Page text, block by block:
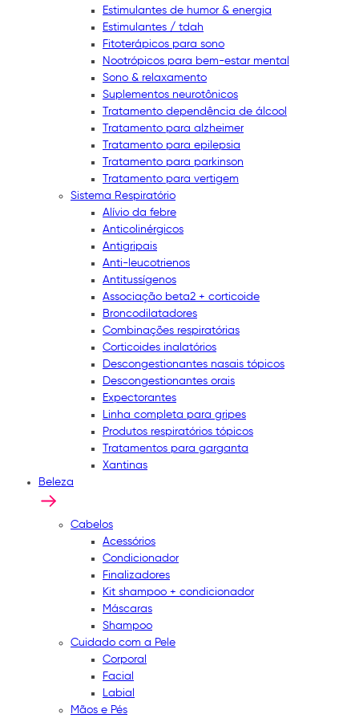
Estimulantes de humor & energia
Estimulantes / tdah
Fitoterápicos para sono
Nootrópicos para bem-estar mental
Sono & relaxamento
Suplementos neurotônicos
Tratamento dependência de álcool
Tratamento para alzheimer
Tratamento para epilepsia
Tratamento para parkinson
Tratamento para vertigem
Sistema Respiratório
Alívio da febre
Anticolinérgicos
Antigripais
Anti-leucotrienos
Antitussígenos
Associação beta2 + corticoide
Broncodilatadores
Combinações respiratórias
Corticoides inalatórios
Descongestionantes nasais tópicos
Descongestionantes orais
Expectorantes
Linha completa para gripes
Produtos respiratórios tópicos
Tratamentos para garganta
Xantinas
Beleza
Cabelos
Acessórios
Condicionador
Finalizadores
Kit shampoo + condicionador
Máscaras
Shampoo
Cuidado com a Pele
Corporal
Facial
Labial
Mãos e Pés